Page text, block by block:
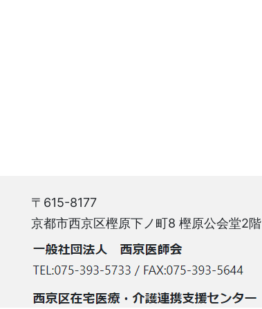
〒615-8177
京都市西京区樫原下ノ町8 樫原公会堂2階